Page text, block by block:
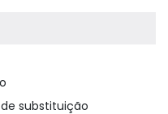
substituição